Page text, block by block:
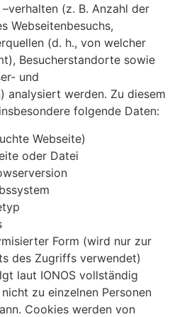
(z. B. Anzahl der
Webseitenbesuchs,
(d. h., von welcher
Besucherstandorte sowie
und
analysiert werden. Zu diesem
folgende Daten:
Webseite)
oder Datei
Form (wird nur zur
des Zugriffs verwendet)
laut IONOS vollständig
zu einzelnen Personen
Cookies werden von